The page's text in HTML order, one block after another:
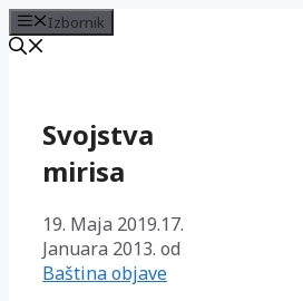
Izbornik
sadržajSvojstva
mirisa
19. Maja 2019.17.
Januara 2013. od
Baština objave